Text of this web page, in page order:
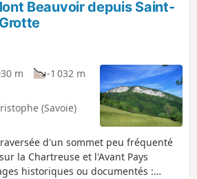
Beauvoir depuis Saint-
m
-1 032 m
(Savoie)
d'un sommet peu fréquenté
la Chartreuse et l'Avant Pays
historiques ou documentés :